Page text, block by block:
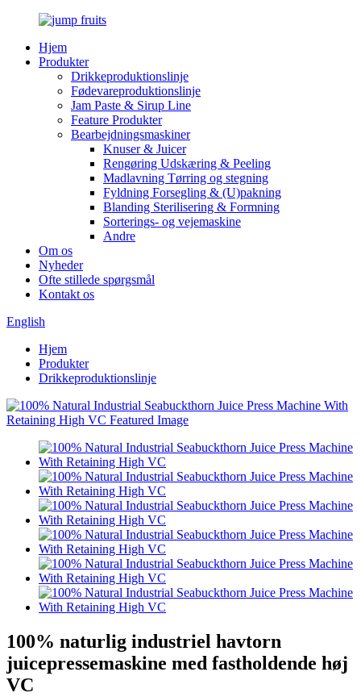
Hjem
Produkter
Drikkeproduktionslinje
Fødevareproduktionslinje
Jam Paste & Sirup Line
Feature Produkter
Bearbejdningsmaskiner
Knuser & Juicer
Rengøring Udskæring & Peeling
Madlavning Tørring og stegning
Fyldning Forsegling & (U)pakning
Blanding Sterilisering & Formning
Sorterings- og vejemaskine
Andre
Om os
Nyheder
Ofte stillede spørgsmål
Kontakt os
English
Hjem
Produkter
Drikkeproduktionslinje
100% naturlig industriel havtorn
juicepressemaskine med fastholdende høj
VC